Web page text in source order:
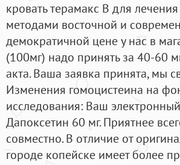
кровать терамакс B для
методами восточной и
демократичной цене у нас в
(100мг) надо принять за 40-60
акта. Ваша заявка принята, мы
Изменения гомоцистеина на
исследования: Ваш
Дапоксетин 60 мг. Приятнее
совместно. В отличие от
городе копейске имеет более